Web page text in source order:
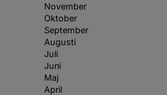
November
Oktober
September
Augusti
Juli
Juni
Maj
April